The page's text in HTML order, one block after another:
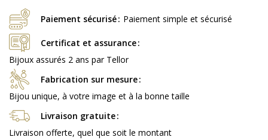
Paiement sécurisé Paiement simple et sécurisé
Certificat et assurance
Bijoux assurés 2 ans par Tellor
Fabrication sur mesure
Bijou unique, à votre image et à la bonne taille
Livraison gratuite
Livraison offerte, quel que soit le montant